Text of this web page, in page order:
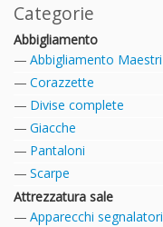
Categorie
Abbigliamento
Abbigliamento Maestri
Corazzette
Divise complete
Giacche
Pantaloni
Scarpe
Attrezzatura sale
Apparecchi segnalatori